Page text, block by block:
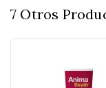
7 Otros